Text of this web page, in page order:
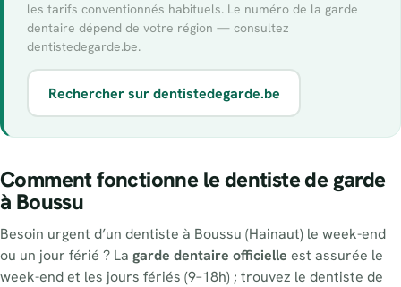
les tarifs conventionnés habituels. Le numéro de la garde
dentaire dépend de votre région — consultez
dentistedegarde.be.
Rechercher sur dentistedegarde.be
Comment fonctionne le dentiste de garde
à Boussu
Besoin urgent d’un dentiste à Boussu (Hainaut) le week-end
ou un jour férié ? La garde dentaire officielle est assurée le
week-end et les jours fériés (9–18h) ; trouvez le dentiste de